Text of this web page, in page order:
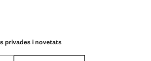
privades i novetats